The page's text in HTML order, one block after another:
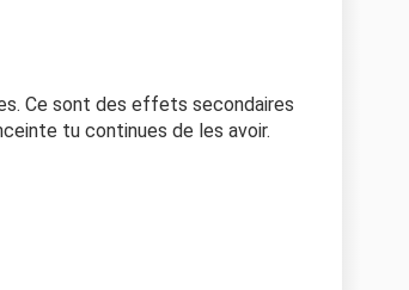
Ce sont des effets secondaires
tu continues de les avoir.